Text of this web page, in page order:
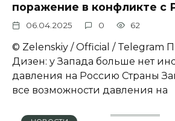
поражение в конфликте с
06.04.2025 0 62
© Zеlеnskiу / Оfficiаl / Telegram
Дизен: у Запада больше нет
давления на Россию Страны
все возможности давления на